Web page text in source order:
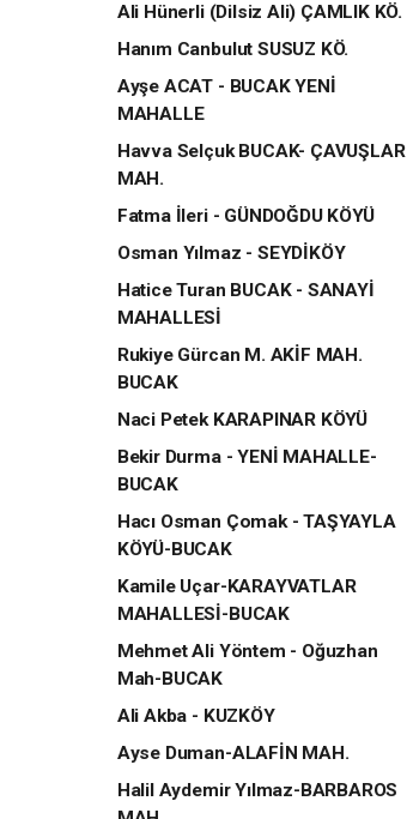
Ali Hünerli (Dilsiz Ali) ÇAMLIK KÖ.
Hanım Canbulut SUSUZ KÖ.
Ayşe ACAT - BUCAK YENİ
MAHALLE
Havva Selçuk BUCAK- ÇAVUŞLAR
MAH.
Fatma İleri - GÜNDOĞDU KÖYÜ
Osman Yılmaz - SEYDİKÖY
Hatice Turan BUCAK - SANAYİ
MAHALLESİ
Rukiye Gürcan M. AKİF MAH.
BUCAK
Naci Petek KARAPINAR KÖYÜ
Bekir Durma - YENİ MAHALLE-
BUCAK
Hacı Osman Çomak - TAŞYAYLA
KÖYÜ-BUCAK
Kamile Uçar-KARAYVATLAR
MAHALLESİ-BUCAK
Mehmet Ali Yöntem - Oğuzhan
Mah-BUCAK
Ali Akba - KUZKÖY
Ayse Duman-ALAFİN MAH.
Halil Aydemir Yılmaz-BARBAROS